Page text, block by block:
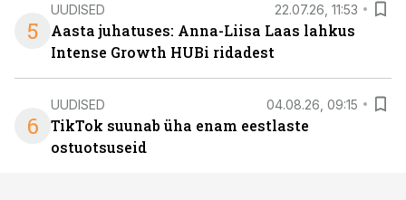
5
UUDISED 22.07.26, 11:53
Aasta juhatuses: Anna-Liisa Laas lahkus
Intense Growth HUBi ridadest
6
UUDISED 04.08.26, 09:15
TikTok suunab üha enam eestlaste
ostuotsuseid